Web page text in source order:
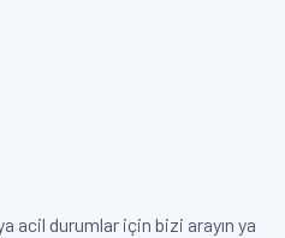
acil durumlar için bizi arayın ya